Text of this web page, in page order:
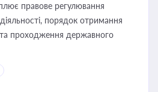
правове регулювання
порядок отримання
та проходження державного